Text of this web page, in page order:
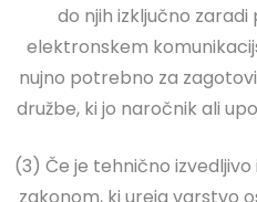
do njih izključno
elektronskem
nujno potrebno za
družbe, ki jo naročnik ali
(3) Če je tehnično